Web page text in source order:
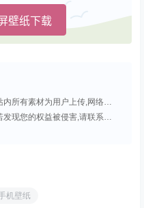
壁纸下载
可免费下载超清原图;
站内所有素材为用户上传,网络分享或原创,请勿用于商业用途;
若发现您的权益被侵害,请联系QQ1815919191,我们尽快处理.
机壁纸